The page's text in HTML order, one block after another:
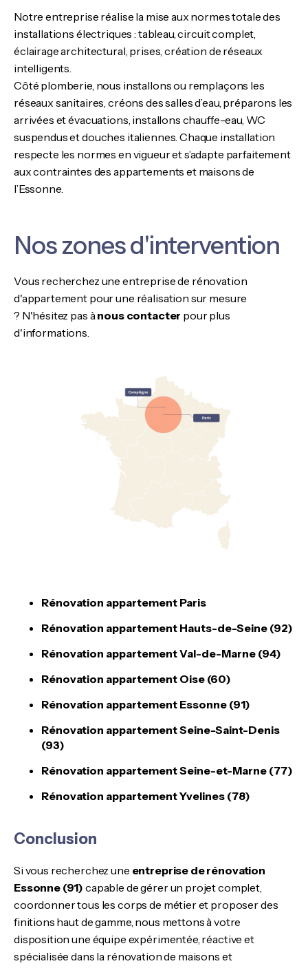
Notre entreprise réalise la mise aux normes totale des
installations électriques : tableau, circuit complet,
éclairage architectural, prises, création de réseaux
intelligents.
Côté plomberie, nous installons ou remplaçons les
réseaux sanitaires, créons des salles d’eau, préparons les
arrivées et évacuations, installons chauffe-eau, WC
suspendus et douches italiennes. Chaque installation
respecte les normes en vigueur et s’adapte parfaitement
aux contraintes des appartements et maisons de
l’Essonne.
Nos zones d'intervention
Vous recherchez une entreprise de rénovation
d'appartement pour une réalisation sur mesure
? N'hésitez pas à nous contacter pour plus
d'informations.
Rénovation appartement Paris
Rénovation appartement Hauts-de-Seine (92)
Rénovation appartement Val-de-Marne (94)
Rénovation appartement Oise (60)
Rénovation appartement Essonne (91)
Rénovation appartement Seine-Saint-Denis
(93)
Rénovation appartement Seine-et-Marne (77)
Rénovation appartement Yvelines (78)
Conclusion
Si vous recherchez une entreprise de rénovation
Essonne (91) capable de gérer un projet complet,
coordonner tous les corps de métier et proposer des
finitions haut de gamme, nous mettons à votre
disposition une équipe expérimentée, réactive et
spécialisée dans la rénovation de maisons et